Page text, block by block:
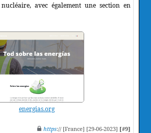
avec également une section en
energias.org
https:// [France] [29-06-2023] [#9]